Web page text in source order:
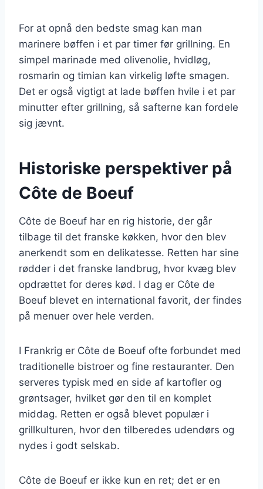
For at opnå den bedste smag kan man
marinere bøffen i et par timer før grillning. En
simpel marinade med olivenolie, hvidløg,
rosmarin og timian kan virkelig løfte smagen.
Det er også vigtigt at lade bøffen hvile i et par
minutter efter grillning, så safterne kan fordele
sig jævnt.
Historiske perspektiver på
Côte de Boeuf
Côte de Boeuf har en rig historie, der går
tilbage til det franske køkken, hvor den blev
anerkendt som en delikatesse. Retten har sine
rødder i det franske landbrug, hvor kvæg blev
opdrættet for deres kød. I dag er Côte de
Boeuf blevet en international favorit, der findes
på menuer over hele verden.
I Frankrig er Côte de Boeuf ofte forbundet med
traditionelle bistroer og fine restauranter. Den
serveres typisk med en side af kartofler og
grøntsager, hvilket gør den til en komplet
middag. Retten er også blevet populær i
grillkulturen, hvor den tilberedes udendørs og
nydes i godt selskab.
Côte de Boeuf er ikke kun en ret; det er en